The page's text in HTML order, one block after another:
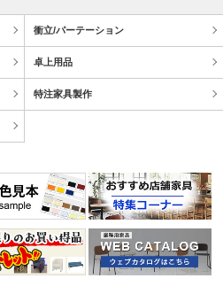
衝立/パーテーション
卓上用品
特注家具製作